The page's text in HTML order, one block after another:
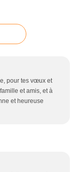
pour tes vœux et
et amis, et à
et heureuse